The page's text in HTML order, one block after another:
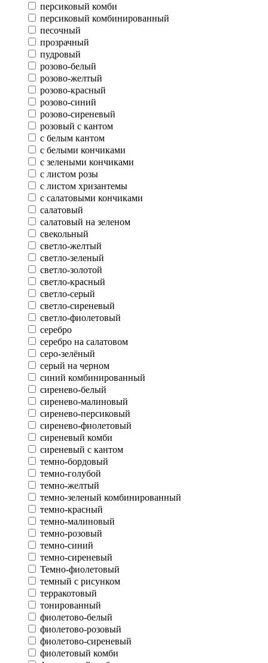
персиковый комби
персиковый комбинированный
песочный
прозрачный
пудровый
розово-белый
розово-желтый
розово-красный
розово-синий
розово-сиреневый
розовый с кантом
с белым кантом
с белыми кончиками
с зелеными кончиками
с листом розы
с листом хризантемы
с салатовыми кончиками
салатовый
салатовый на зеленом
свекольный
светло-желтый
светло-зеленый
светло-золотой
светло-красный
светло-серый
светло-сиреневый
светло-фиолетовый
серебро
серебро на салатовом
серо-зелёный
серый на черном
синий комбинированный
сиренево-белый
сиренево-малиновый
сиренево-персиковый
сиренево-фиолетовый
сиреневый комби
сиреневый с кантом
темно-бордовый
темно-голубой
темно-желтый
темно-зеленый комбинированный
темно-красный
темно-малиновый
темно-розовый
темно-синий
темно-сиреневый
Темно-фиолетовый
темный с рисунком
терракотовый
тонированный
фиолетово-белый
фиолетово-розовый
фиолетово-сиреневый
фиолетовый комби